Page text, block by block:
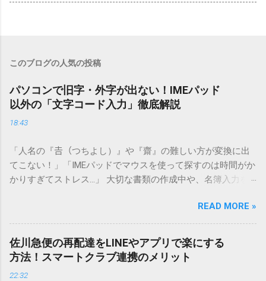
このブログの人気の投稿
パソコンで旧字・外字が出ない！IMEパッド
以外の「文字コード入力」徹底解説
18:43
「人名の『𠮷（つちよし）』や『齋』の難しい方が変換に出
てこない！」「IMEパッドでマウスを使って探すのは時間がか
かりすぎてストレス…」 大切な書類の作成中や、名簿入力を
てしまいますよね。多くの人が「IMEパッド（手書き入力）」
を使いますが、実はマウスで一画ずつ書くのは非効率です
し、似た漢字が多すぎて結局見つからないことも少なくあり
ません。 そこで今回は、IMEパッドを使わずに、特定のコー
ドを打ち込むだけで一瞬で旧字や外字、特殊記号を呼び出す
READ MORE »
佐川急便の再配達をLINEやアプリで楽にする
方法！スマートクラブ連携のメリット
22:32